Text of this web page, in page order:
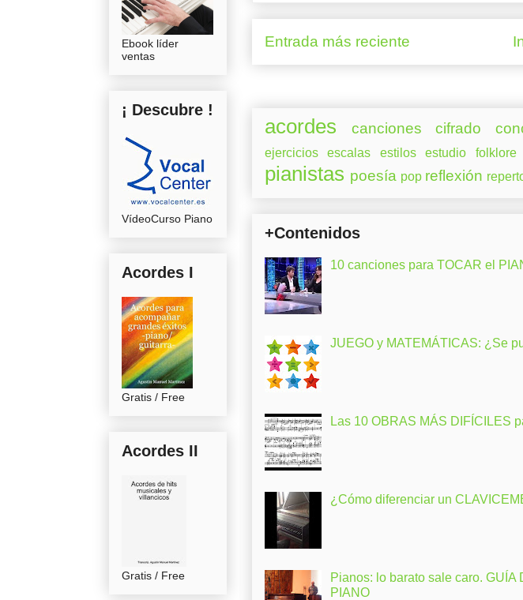
Entrada más reciente
acordes canciones cifrado
ejercicios escalas estilos estudio folklore
pianistas poesía pop reflexión
+Contenidos
10 canciones para TOCAR el
JUEGO y MATEMÁTICAS: ¿Se
Las 10 OBRAS MÁS DIFÍCILES
¿Cómo diferenciar un
Pianos: lo barato sale caro.
PIANO
Ebook líder
ventas
¡ Descubre !
VídeoCurso Piano
Acordes I
Gratis / Free
Acordes II
Gratis / Free